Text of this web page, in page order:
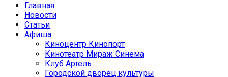
Главная
Новости
Статьи
Афиша
Киноцентр Кинопорт
Кинотеатр Мираж Синема
Клуб Артель
Городской дворец культуры